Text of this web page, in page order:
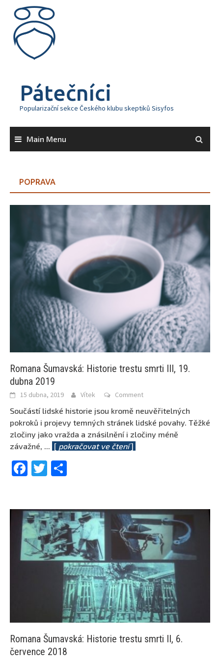
content
Pátečníci
Popularizační sekce Českého klubu skeptiků Sisyfos
Main Menu
POPRAVA
Romana Šumavská: Historie trestu smrti III, 19.
dubna 2019
15 dubna, 2019 Vítek Comment
Součástí lidské historie jsou kromě neuvěřitelných
pokroků i projevy temných stránek lidské povahy. Těžké
zločiny jako vražda a znásilnění i zločiny méně
závažné, ... [ pokračovat ve čtení]
Facebook
Twitter
Romana Šumavská: Historie trestu smrti II, 6.
července 2018